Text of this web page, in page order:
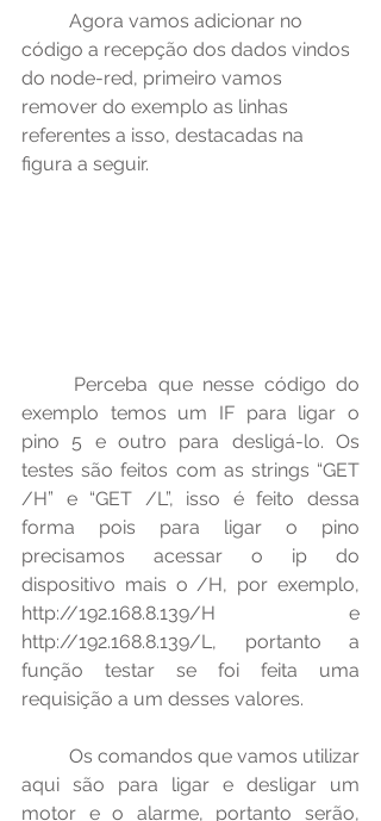
código a recepção dos dados vindos
do node-red, primeiro vamos
remover do exemplo as linhas
referentes a isso, destacadas na
figura a seguir.
exemplo temos um IF para ligar o
pino 5 e outro para desligá-lo. Os
testes são feitos com as strings “GET
/H” e “GET /L”, isso é feito dessa
forma pois para ligar o pino
precisamos acessar o ip do
dispositivo mais o /H, por exemplo,
http://192.168.8.139/H e
http://192.168.8.139/L, portanto a
função testar se foi feita uma
requisição a um desses valores.
aqui são para ligar e desligar um